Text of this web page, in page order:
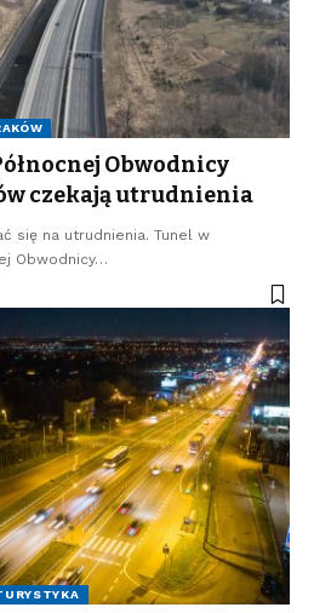
Obwodnicy
czekają utrudnienia
się na utrudnienia. Tunel w
Obwodnicy…